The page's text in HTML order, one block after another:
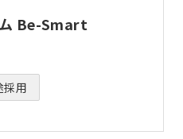
Be-Smart
採用